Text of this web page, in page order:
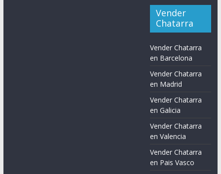
Vender
Chatarra
Vender Chatarra
en Barcelona
Vender Chatarra
en Madrid
Vender Chatarra
en Galicia
Vender Chatarra
en Valencia
Vender Chatarra
en Pais Vasco